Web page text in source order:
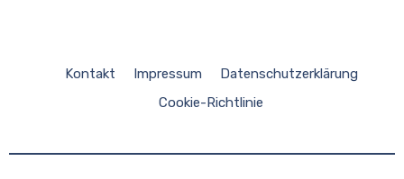
Kontakt Impressum
Datenschutzerklärung
Cookie-Richtlinie